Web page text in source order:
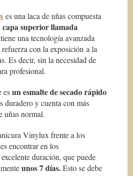
es una laca de uñas compuesta
capa superior llamada
una tecnología avanzada
refuerza con la exposición a la
Es decir, sin la necesidad de
profesional.
esun esmalte de secado rápido
duradero y cuenta con más
uñas normal.
Vinylux frente a los
encontrar en los
duración, que puede
unos 7 días.Esto se debe